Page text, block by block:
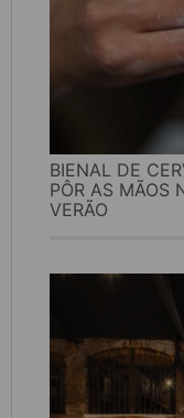
BIENAL DE
PÔR AS MÃOS
VERÃO